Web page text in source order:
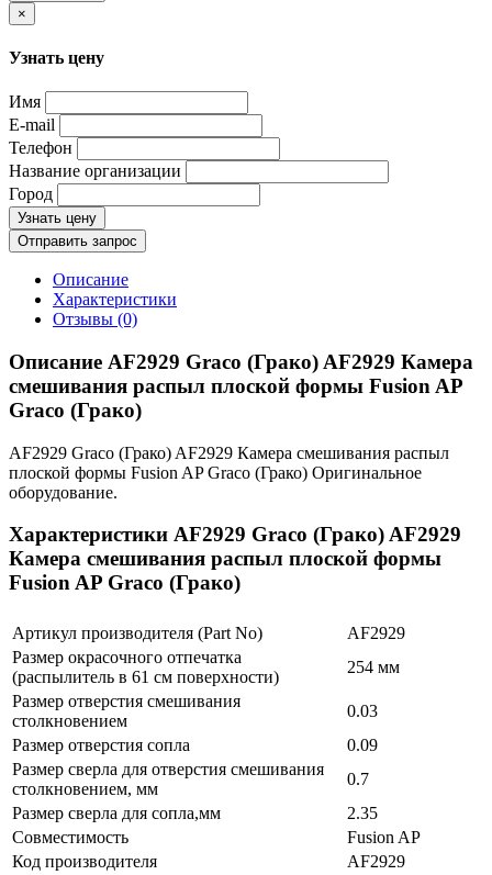
×
Узнать цену
Имя
E-mail
Телефон
Название организации
Город
Узнать цену
Отправить запрос
Описание
Характеристики
Отзывы (0)
Описание AF2929 Graco (Грако) AF2929 Камера
смешивания распыл плоской формы Fusion AP
Graco (Грако)
AF2929 Graco (Грако) AF2929 Камера смешивания распыл
плоской формы Fusion AP Graco (Грако) Оригинальное
оборудование.
Характеристики AF2929 Graco (Грако) AF2929
Камера смешивания распыл плоской формы
Fusion AP Graco (Грако)
Артикул производителя (Part No)
AF2929
Размер окрасочного отпечатка
(распылитель в 61 см поверхности)
254 мм
Размер отверстия смешивания
столкновением
0.03
Размер отверстия сопла
0.09
Размер сверла для отверстия смешивания
столкновением, мм
0.7
Размер сверла для сопла,мм
2.35
Совместимость
Fusion AP
Код производителя
AF2929